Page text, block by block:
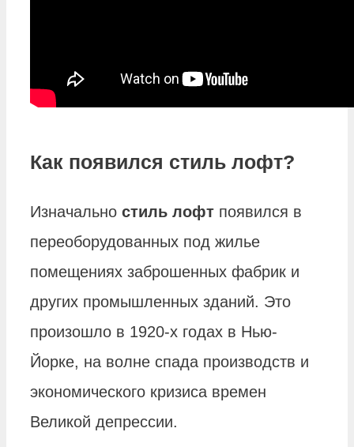
Как появился стиль лофт?
Изначально стиль лофт появился в
переоборудованных под жилье
помещениях заброшенных фабрик и
других промышленных зданий. Это
произошло в 1920-х годах в Нью-
Йорке, на волне спада производств и
экономического кризиса времен
Великой депрессии.